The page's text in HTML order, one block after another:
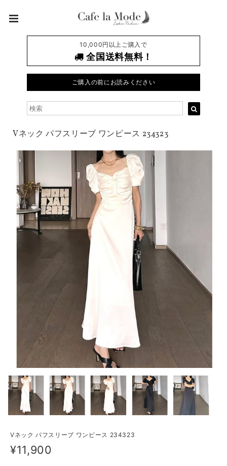
10,000円以上ご購入で
全国送料無料！
ご購入の前にお読みください
Vネック パフスリーブ ワンピース 234323
Vネック パフスリーブ ワンピース 234323
¥11,900